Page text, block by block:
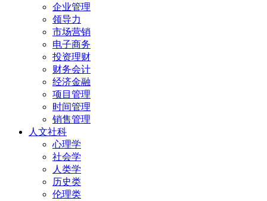
企业管理
领导力
市场营销
电子商务
投资理财
财务会计
经济金融
项目管理
时间管理
销售管理
人文社科
心理学
社会学
人类学
历史类
伦理类